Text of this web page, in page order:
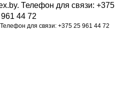
. Телефон для связи: +375
44 72
для связи: +375 25 961 44 72